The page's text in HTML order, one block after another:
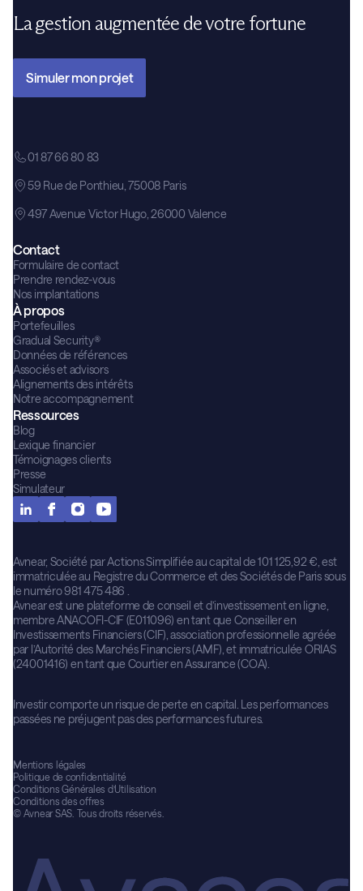
La gestion augmentée de votre fortune
Simuler mon projet
01 87 66 80 83
59 Rue de Ponthieu, 75008 Paris
497 Avenue Victor Hugo, 26000 Valence
Contact
Formulaire de contact
Prendre rendez-vous
Nos implantations
À propos
Portefeuilles
Gradual Security®
Données de références
Associés et advisors
Alignements des intérêts
Notre accompagnement
Ressources
Blog
Lexique financier
Témoignages clients
Presse
Simulateur
Avnear, Société par Actions Simplifiée au capital de 101 125,92 €, est
immatriculée au Registre du Commerce et des Sociétés de Paris sous
le numéro 981 475 486 .
Avnear est une plateforme de conseil et d’investissement en ligne,
membre ANACOFI-CIF (E011096) en tant que Conseiller en
Investissements Financiers (CIF), association professionnelle agréée
par l’Autorité des Marchés Financiers (AMF), et immatriculée ORIAS
(24001416) en tant que Courtier en Assurance (COA).
Investir comporte un risque de perte en capital. Les performances
passées ne préjugent pas des performances futures.
© Avnear SAS. Tous droits réservés.
Mentions légales
Politique de confidentialité
Conditions Générales d’Utilisation
Conditions des offres